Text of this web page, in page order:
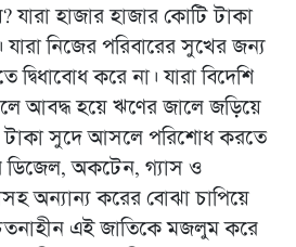
যারা হাজার হাজার কোটি টাকা
যারা নিজের পরিবারের সুখের জন্য
করে না। যারা বিদেশি
আবদ্ধ হয়ে ঋণের জালে জড়িয়ে
সুদে আসলে পরিশোধ করতে
ডিজেল, অকটেন, গ্যাস ও
অন্যান্য করের বোঝা চাপিয়ে
চেতনাহীন এই জাতিকে মজলুম করে